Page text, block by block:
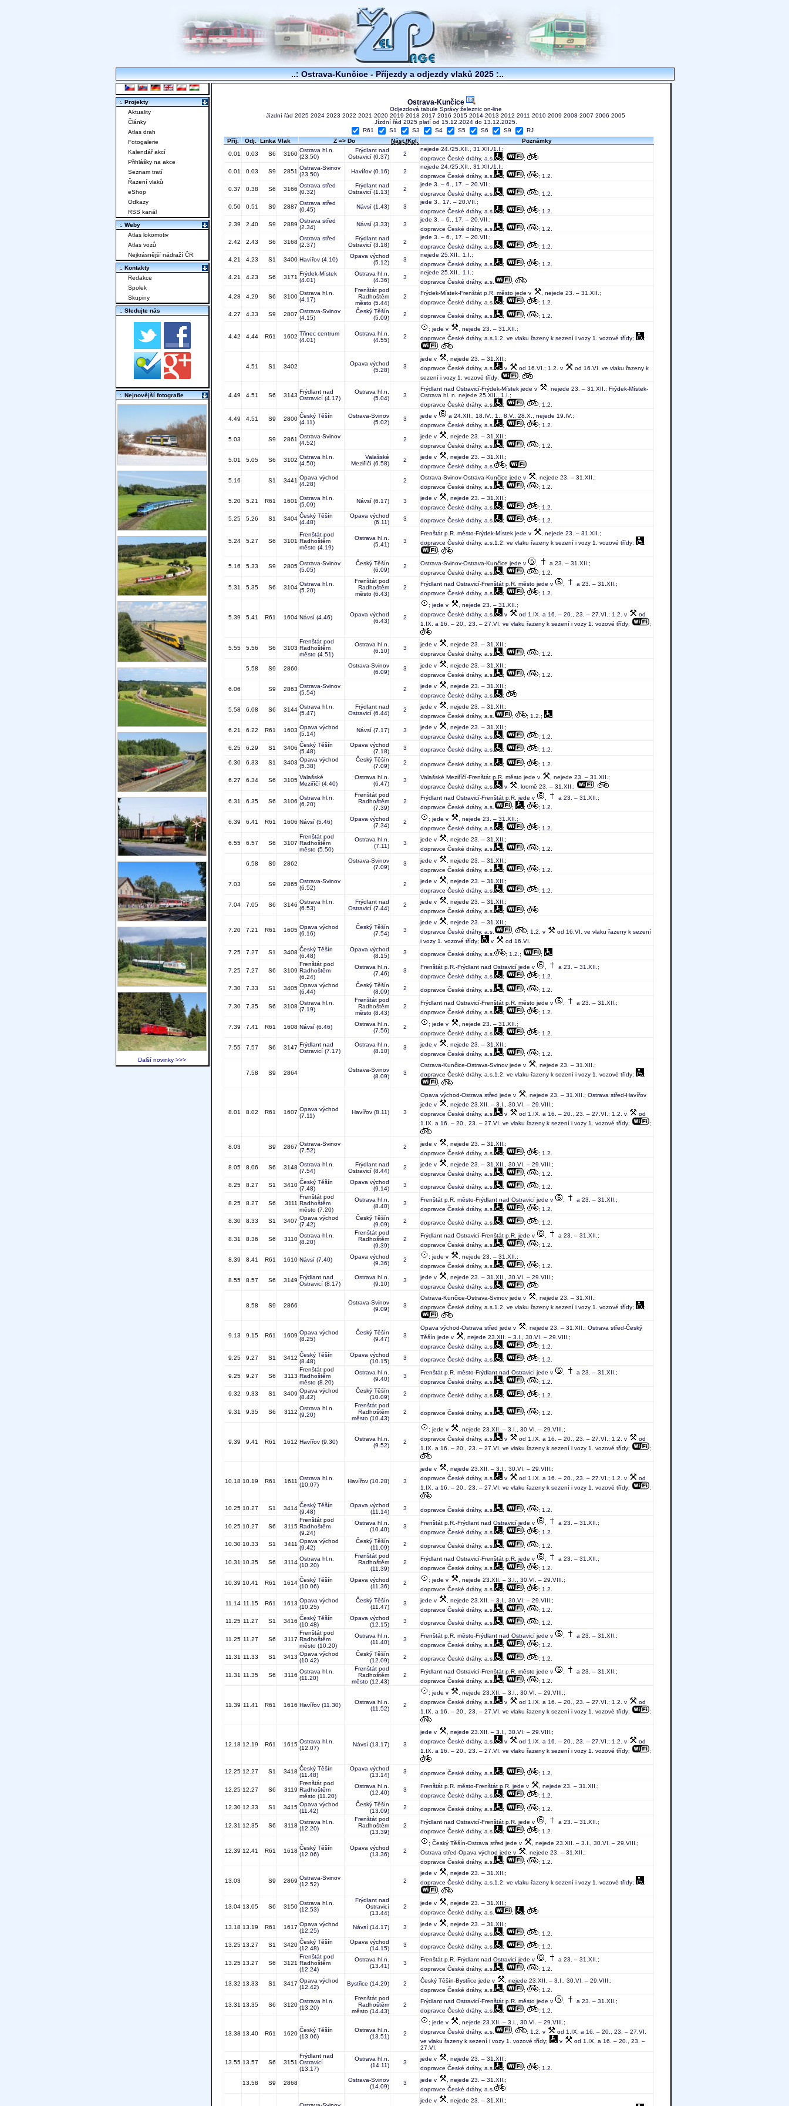
..: Ostrava-Kunčice - Příjezdy a odjezdy vlaků 2025 :..
Ostrava-Kunčice
Odjezdová tabule Správy železnic on-line
Jízdní řád 2025 2024 2023 2022 2021 2020 2019 2018 2017 2016 2015 2014 2013 2012 2011 2010 2009 2008 2007 2006 2005
Jízdní řád 2025 platí od 15.12.2024 do 13.12.2025.
R61
S1 S3 S4 S5 S6 S9
RJ
Příj.
Odj. Linka Vlak Z => Do Nást./Kol.
Poznámky
0.01
0.03 S6 3160
Ostrava hl.n.
(23.50)
Frýdlant nad
Ostravicí (0.37) 2
nejede 24./25.XII., 31.XII./1.I.;
dopravce České dráhy, a.s.
;
;
0.01
0.03 S9 2851
Ostrava-Svinov
(23.50)
Havířov (0.16) 2
nejede 24./25.XII., 31.XII./1.I.;
dopravce České dráhy, a.s.
; ;
; 1.2.
0.37
0.38 S6 3166
Ostrava střed
(0.32)
Frýdlant nad
Ostravicí (1.13) 2
jede 3. – 6., 17. – 20.VII.;
dopravce České dráhy, a.s.
; ;
; 1.2.
0.50
0.51 S9 2887
Ostrava střed
(0.45)
Návsí (1.43) 3
jede 3., 17. – 20.VII.;
dopravce České dráhy, a.s.
; ;
; 1.2.
2.39
2.40 S9 2889
Ostrava střed
(2.34)
Návsí (3.33) 3
jede 3. – 6., 17. – 20.VII.;
dopravce České dráhy, a.s.
; ;
; 1.2.
2.42
2.43 S6 3168
Ostrava střed
(2.37)
Frýdlant nad
Ostravicí (3.18) 2
jede 3. – 6., 17. – 20.VII.;
dopravce České dráhy, a.s.
; ;
; 1.2.
4.21
4.23 S1 3400 Havířov (4.10)
Opava východ
(5.12)
3
nejede 25.XII., 1.I.;
dopravce České dráhy, a.s.
; ;
; 1.2.
4.21
4.23 S6 3171
Frýdek-Místek
(4.01)
Ostrava hl.n.
(4.36)
3
nejede 25.XII., 1.I.;
dopravce České dráhy, a.s.
;
4.28 4.29 S6 3100
Ostrava hl.n.
(4.17)
Frenštát pod
Radhoštěm
město (5.44)
2
Frýdek-Místek-Frenštát p.R. město jede v
, nejede 23. – 31.XII.;
dopravce České dráhy, a.s.
; ;
; 1.2.
4.27
4.33 S9 2807 Ostrava-Svinov
(4.15)
Český Těšín
(5.09)
2 dopravce České dráhy, a.s. ; ; ; 1.2.
4.42 4.44 R61 1602 Třinec centrum
(4.01)
Ostrava hl.n.
(4.55)
2
; jede v
, nejede 23. – 31.XII.;
dopravce České dráhy, a.s.1.2. ve vlaku řazeny k sezení i vozy 1. vozové třídy;
;
;
4.51 S1 3402
Opava východ
(5.28)
3
jede v
, nejede 23. – 31.XII.;
dopravce České dráhy, a.s.
v od 16.VI.; 1.2. v
od 16.VI. ve vlaku řazeny k
sezení i vozy 1. vozové třídy;
;
4.49 4.51 S6 3143
Frýdlant nad
Ostravicí (4.17)
Ostrava hl.n.
(5.04)
3
Frýdlant nad Ostravicí-Frýdek-Místek jede v
, nejede 23. – 31.XII.; Frýdek-Místek-
Ostrava hl. n. nejede 25.XII., 1.I.;
dopravce České dráhy, a.s.
; ; ; 1.2.
4.49 4.51 S9 2800 Český Těšín
(4.11)
Ostrava-Svinov
(5.02)
3 jede v
a 24.XII., 18.IV., 1., 8.V., 28.X., nejede 19.IV.;
dopravce České dráhy, a.s.
; ; ; 1.2.
5.03 S9 2861 Ostrava-Svinov
(4.52)
2 jede v
, nejede 23. – 31.XII.;
dopravce České dráhy, a.s.
; ; ; 1.2.
5.01 5.05 S6 3102 Ostrava hl.n.
(4.50)
Valašské
Meziříčí (6.58)
2 jede v
, nejede 23. – 31.XII.;
dopravce České dráhy, a.s.
;
5.16 S1 3441 Opava východ
(4.28)
2 Ostrava-Svinov-Ostrava-Kunčice jede v
, nejede 23. – 31.XII.;
dopravce České dráhy, a.s.
; ; ; 1.2.
5.20 5.21 R61 1601 Ostrava hl.n.
(5.09)
Návsí (6.17) 3 jede v
, nejede 23. – 31.XII.;
dopravce České dráhy, a.s.
; ;
; 1.2.
5.25
5.26 S1 3404 Český Těšín
(4.48)
Opava východ
(6.11)
3 dopravce České dráhy, a.s. ; ; ; 1.2.
5.24 5.27 S6 3101
Frenštát pod
Radhoštěm
město (4.19)
Ostrava hl.n.
(5.41)
3
Frenštát p.R. město-Frýdek-Místek jede v
, nejede 23. – 31.XII.;
dopravce České dráhy, a.s.1.2. ve vlaku řazeny k sezení i vozy 1. vozové třídy;
;
;
5.16 5.33 S9 2805 Ostrava-Svinov
(5.05)
Český Těšín
(6.09)
2 Ostrava-Svinov-Ostrava-Kunčice jede v ,
a 23. – 31.XII.;
dopravce České dráhy, a.s.
; ; ; 1.2.
5.31 5.35 S6 3104
Ostrava hl.n.
(5.20)
Frenštát pod
Radhoštěm
město (6.43)
2
Frýdlant nad Ostravicí-Frenštát p.R. město jede v ,
a 23. – 31.XII.;
dopravce České dráhy, a.s.
; ; ; 1.2.
5.39 5.41 R61 1604 Návsí (4.46)
Opava východ
(6.43)
2
; jede v
, nejede 23. – 31.XII.;
dopravce České dráhy, a.s.
v od 1.IX. a 16. – 20., 23. – 27.VI.; 1.2. v
od
1.IX. a 16. – 20., 23. – 27.VI. ve vlaku řazeny k sezení i vozy 1. vozové třídy;
;
5.55 5.56 S6 3103
Frenštát pod
Radhoštěm
město (4.51)
Ostrava hl.n.
(6.10)
3
jede v
, nejede 23. – 31.XII.;
dopravce České dráhy, a.s.
; ; ; 1.2.
5.58 S9 2860
Ostrava-Svinov
(6.09)
3 jede v
, nejede 23. – 31.XII.;
dopravce České dráhy, a.s.
; ; ; 1.2.
6.06 S9 2863 Ostrava-Svinov
(5.54)
2 jede v
, nejede 23. – 31.XII.;
dopravce České dráhy, a.s.
;
5.58 6.08 S6 3144 Ostrava hl.n.
(5.47)
Frýdlant nad
Ostravicí (6.44)
2 jede v
, nejede 23. – 31.XII.;
dopravce České dráhy, a.s.
; ; 1.2.;
6.21 6.22 R61 1603 Opava východ
(5.14)
Návsí (7.17) 3 jede v
, nejede 23. – 31.XII.;
dopravce České dráhy, a.s.
; ;
; 1.2.
6.25
6.29 S1 3406 Český Těšín
(5.48)
Opava východ
(7.18)
3 dopravce České dráhy, a.s. ; ;
; 1.2.
6.30
6.33 S1 3403 Opava východ
(5.38)
Český Těšín
(7.09)
2 dopravce České dráhy, a.s. ; ; ; 1.2.
6.27 6.34 S6 3105 Valašské
Meziříčí (4.40)
Ostrava hl.n.
(6.47)
3 Valašské Meziříčí-Frenštát p.R. město jede v
, nejede 23. – 31.XII.;
dopravce České dráhy, a.s.
v , kromě 23. – 31.XII.; ;
6.31 6.35 S6 3106
Ostrava hl.n.
(6.20)
Frenštát pod
Radhoštěm
(7.39)
2
Frýdlant nad Ostravicí-Frenštát p.R. jede v ,
a 23. – 31.XII.;
dopravce České dráhy, a.s.
; ; ; 1.2.
6.39 6.41 R61 1606 Návsí (5.46)
Opava východ
(7.34)
2 ; jede v
, nejede 23. – 31.XII.;
dopravce České dráhy, a.s.
; ; ; 1.2.
6.55 6.57 S6 3107
Frenštát pod
Radhoštěm
město (5.50)
Ostrava hl.n.
(7.11)
3
jede v
, nejede 23. – 31.XII.;
dopravce České dráhy, a.s.
; ; ; 1.2.
6.58 S9 2862
Ostrava-Svinov
(7.09)
3 jede v
, nejede 23. – 31.XII.;
dopravce České dráhy, a.s.
; ; ; 1.2.
7.03 S9 2865 Ostrava-Svinov
(6.52)
2 jede v
, nejede 23. – 31.XII.;
dopravce České dráhy, a.s.
; ; ; 1.2.
7.04 7.05 S6 3146 Ostrava hl.n.
(6.53)
Frýdlant nad
Ostravicí (7.44)
2 jede v
, nejede 23. – 31.XII.;
dopravce České dráhy, a.s.
; ;
7.20 7.21 R61 1605 Opava východ
(6.16)
Český Těšín
(7.54)
3
jede v
, nejede 23. – 31.XII.;
dopravce České dráhy, a.s.
; ; 1.2. v
od 16.VI. ve vlaku řazeny k sezení
i vozy 1. vozové třídy;
v
od 16.VI.
7.25
7.27 S1 3408 Český Těšín
(6.48)
Opava východ
(8.15)
3 dopravce České dráhy, a.s. ; 1.2.; ;
7.25 7.27 S6 3109
Frenštát pod
Radhoštěm
(6.24)
Ostrava hl.n.
(7.46)
3
Frenštát p.R.-Frýdlant nad Ostravicí jede v ,
a 23. – 31.XII.;
dopravce České dráhy, a.s.
; ;
; 1.2.
7.30
7.33 S1 3405 Opava východ
(6.44)
Český Těšín
(8.09)
2 dopravce České dráhy, a.s. ; ; ; 1.2.
7.30 7.35 S6 3108
Ostrava hl.n.
(7.19)
Frenštát pod
Radhoštěm
město (8.43)
2
Frýdlant nad Ostravicí-Frenštát p.R. město jede v ,
a 23. – 31.XII.;
dopravce České dráhy, a.s.
; ; ; 1.2.
7.39 7.41 R61 1608 Návsí (6.46)
Ostrava hl.n.
(7.56)
2 ; jede v
, nejede 23. – 31.XII.;
dopravce České dráhy, a.s.
; ; ; 1.2.
7.55 7.57 S6 3147 Frýdlant nad
Ostravicí (7.17)
Ostrava hl.n.
(8.10)
3 jede v
, nejede 23. – 31.XII.;
dopravce České dráhy, a.s.
; ; ; 1.2.
7.58 S9 2864
Ostrava-Svinov
(8.09)
3
Ostrava-Kunčice-Ostrava-Svinov jede v
, nejede 23. – 31.XII.;
dopravce České dráhy, a.s.1.2. ve vlaku řazeny k sezení i vozy 1. vozové třídy;
;
;
8.01 8.02 R61 1607 Opava východ
(7.11)
Havířov (8.11) 3
Opava východ-Ostrava střed jede v
, nejede 23. – 31.XII.; Ostrava střed-Havířov
jede v
, nejede 23.XII. – 3.I., 30.VI. – 29.VIII.;
dopravce České dráhy, a.s.
v od 1.IX. a 16. – 20., 23. – 27.VI.; 1.2. v
od
1.IX. a 16. – 20., 23. – 27.VI. ve vlaku řazeny k sezení i vozy 1. vozové třídy;
;
8.03 S9 2867 Ostrava-Svinov
(7.52)
2 jede v
, nejede 23. – 31.XII.;
dopravce České dráhy, a.s.
; ; ; 1.2.
8.05 8.06 S6 3148 Ostrava hl.n.
(7.54)
Frýdlant nad
Ostravicí (8.44)
2 jede v
, nejede 23. – 31.XII., 30.VI. – 29.VIII.;
dopravce České dráhy, a.s.
; ;
; 1.2.
8.25
8.27 S1 3410 Český Těšín
(7.48)
Opava východ
(9.14)
3 dopravce České dráhy, a.s. ; ; ; 1.2.
8.25 8.27 S6 3111
Frenštát pod
Radhoštěm
město (7.20)
Ostrava hl.n.
(8.40)
3
Frenštát p.R. město-Frýdlant nad Ostravicí jede v ,
a 23. – 31.XII.;
dopravce České dráhy, a.s.
; ;
; 1.2.
8.30
8.33 S1 3407 Opava východ
(7.42)
Český Těšín
(9.09)
2 dopravce České dráhy, a.s. ; ; ; 1.2.
8.31 8.36 S6 3110
Ostrava hl.n.
(8.20)
Frenštát pod
Radhoštěm
(9.39)
2
Frýdlant nad Ostravicí-Frenštát p.R. jede v ,
a 23. – 31.XII.;
dopravce České dráhy, a.s.
; ; ; 1.2.
8.39 8.41 R61 1610 Návsí (7.40)
Opava východ
(9.36)
2 ; jede v
, nejede 23. – 31.XII.;
dopravce České dráhy, a.s.
; ; ; 1.2.
8.55 8.57 S6 3149 Frýdlant nad
Ostravicí (8.17)
Ostrava hl.n.
(9.10)
3 jede v
, nejede 23. – 31.XII., 30.VI. – 29.VIII.;
dopravce České dráhy, a.s.
; ;
8.58 S9 2866
Ostrava-Svinov
(9.09)
3
Ostrava-Kunčice-Ostrava-Svinov jede v
, nejede 23. – 31.XII.;
dopravce České dráhy, a.s.1.2. ve vlaku řazeny k sezení i vozy 1. vozové třídy;
;
;
9.13 9.15 R61 1609 Opava východ
(8.25)
Český Těšín
(9.47)
3
Opava východ-Ostrava střed jede v
, nejede 23. – 31.XII.; Ostrava střed-Český
Těšín jede v
, nejede 23.XII. – 3.I., 30.VI. – 29.VIII.;
dopravce České dráhy, a.s.
; ;
; 1.2.
9.25
9.27 S1 3412 Český Těšín
(8.48)
Opava východ
(10.15)
3 dopravce České dráhy, a.s. ; ; ; 1.2.
9.25 9.27 S6 3113
Frenštát pod
Radhoštěm
město (8.20)
Ostrava hl.n.
(9.40)
3
Frenštát p.R. město-Frýdlant nad Ostravicí jede v ,
a 23. – 31.XII.;
dopravce České dráhy, a.s.
; ;
; 1.2.
9.32
9.33 S1 3409 Opava východ
(8.42)
Český Těšín
(10.09)
2 dopravce České dráhy, a.s. ; ; ; 1.2.
9.31 9.35 S6 3112
Ostrava hl.n.
(9.20)
Frenštát pod
Radhoštěm
město (10.43)
2 dopravce České dráhy, a.s. ; ; ; 1.2.
9.39 9.41 R61 1612 Havířov (9.30)
Ostrava hl.n.
(9.52)
2
; jede v
, nejede 23.XII. – 3.I., 30.VI. – 29.VIII.;
dopravce České dráhy, a.s.
v od 1.IX. a 16. – 20., 23. – 27.VI.; 1.2. v
od
1.IX. a 16. – 20., 23. – 27.VI. ve vlaku řazeny k sezení i vozy 1. vozové třídy;
;
10.18 10.19 R61 1611 Ostrava hl.n.
(10.07)
Havířov (10.28) 3
jede v
, nejede 23.XII. – 3.I., 30.VI. – 29.VIII.;
dopravce České dráhy, a.s.
v od 1.IX. a 16. – 20., 23. – 27.VI.; 1.2. v
od
1.IX. a 16. – 20., 23. – 27.VI. ve vlaku řazeny k sezení i vozy 1. vozové třídy;
;
10.25 10.27 S1 3414 Český Těšín
(9.48)
Opava východ
(11.14)
3 dopravce České dráhy, a.s. ; ; ; 1.2.
10.25 10.27 S6 3115
Frenštát pod
Radhoštěm
(9.24)
Ostrava hl.n.
(10.40)
3
Frenštát p.R.-Frýdlant nad Ostravicí jede v ,
a 23. – 31.XII.;
dopravce České dráhy, a.s.
; ;
; 1.2.
10.30 10.33 S1 3411 Opava východ
(9.42)
Český Těšín
(11.09)
2 dopravce České dráhy, a.s. ; ; ; 1.2.
10.31 10.35 S6 3114
Ostrava hl.n.
(10.20)
Frenštát pod
Radhoštěm
(11.39)
2
Frýdlant nad Ostravicí-Frenštát p.R. jede v ,
a 23. – 31.XII.;
dopravce České dráhy, a.s.
; ; ; 1.2.
10.39 10.41 R61 1614 Český Těšín
(10.06)
Opava východ
(11.36)
2 ; jede v
, nejede 23.XII. – 3.I., 30.VI. – 29.VIII.;
dopravce České dráhy, a.s.
; ; ; 1.2.
11.14 11.15 R61 1613 Opava východ
(10.25)
Český Těšín
(11.47)
3 jede v
, nejede 23.XII. – 3.I., 30.VI. – 29.VIII.;
dopravce České dráhy, a.s.
; ;
; 1.2.
11.25 11.27 S1 3416 Český Těšín
(10.48)
Opava východ
(12.15)
3 dopravce České dráhy, a.s. ; ; ; 1.2.
11.25 11.27 S6 3117
Frenštát pod
Radhoštěm
město (10.20)
Ostrava hl.n.
(11.40)
3
Frenštát p.R. město-Frýdlant nad Ostravicí jede v ,
a 23. – 31.XII.;
dopravce České dráhy, a.s.
; ;
; 1.2.
11.31 11.33 S1 3413 Opava východ
(10.42)
Český Těšín
(12.09)
2 dopravce České dráhy, a.s. ; ; ; 1.2.
11.31 11.35 S6 3116
Ostrava hl.n.
(11.20)
Frenštát pod
Radhoštěm
město (12.43)
2
Frýdlant nad Ostravicí-Frenštát p.R. město jede v ,
a 23. – 31.XII.;
dopravce České dráhy, a.s.
; ; ; 1.2.
11.39 11.41 R61 1616 Havířov (11.30)
Ostrava hl.n.
(11.52)
2
; jede v
, nejede 23.XII. – 3.I., 30.VI. – 29.VIII.;
dopravce České dráhy, a.s.
v od 1.IX. a 16. – 20., 23. – 27.VI.; 1.2. v
od
1.IX. a 16. – 20., 23. – 27.VI. ve vlaku řazeny k sezení i vozy 1. vozové třídy;
;
12.18 12.19 R61 1615 Ostrava hl.n.
(12.07)
Návsí (13.17) 3
jede v
, nejede 23.XII. – 3.I., 30.VI. – 29.VIII.;
dopravce České dráhy, a.s.
v od 1.IX. a 16. – 20., 23. – 27.VI.; 1.2. v
od
1.IX. a 16. – 20., 23. – 27.VI. ve vlaku řazeny k sezení i vozy 1. vozové třídy;
;
12.25 12.27 S1 3418 Český Těšín
(11.48)
Opava východ
(13.14)
3 dopravce České dráhy, a.s. ; ; ; 1.2.
12.25 12.27 S6 3119
Frenštát pod
Radhoštěm
město (11.20)
Ostrava hl.n.
(12.40)
3
Frenštát p.R. město-Frenštát p.R. jede v
, nejede 23. – 31.XII.;
dopravce České dráhy, a.s.
; ;
; 1.2.
12.30 12.33 S1 3415 Opava východ
(11.42)
Český Těšín
(13.09)
2 dopravce České dráhy, a.s. ; ; ; 1.2.
12.31 12.35 S6 3118
Ostrava hl.n.
(12.20)
Frenštát pod
Radhoštěm
(13.39)
2
Frýdlant nad Ostravicí-Frenštát p.R. jede v ,
a 23. – 31.XII.;
dopravce České dráhy, a.s.
; ; ; 1.2.
12.39 12.41 R61 1618 Český Těšín
(12.06)
Opava východ
(13.36)
2
; Český Těšín-Ostrava střed jede v
, nejede 23.XII. – 3.I., 30.VI. – 29.VIII.;
Ostrava střed-Opava východ jede v
, nejede 23. – 31.XII.;
dopravce České dráhy, a.s.
; ; ; 1.2.
13.03 S9 2869 Ostrava-Svinov
(12.52)
2
jede v
, nejede 23. – 31.XII.;
dopravce České dráhy, a.s.1.2. ve vlaku řazeny k sezení i vozy 1. vozové třídy;
;
;
13.04 13.05 S6 3150
Ostrava hl.n.
(12.53)
Frýdlant nad
Ostravicí
(13.44)
2
jede v
, nejede 23. – 31.XII.;
dopravce České dráhy, a.s.
; ;
13.18 13.19 R61 1617 Opava východ
(12.25)
Návsí (14.17) 3 jede v
, nejede 23. – 31.XII.;
dopravce České dráhy, a.s.
; ;
; 1.2.
13.25 13.27 S1 3420 Český Těšín
(12.48)
Opava východ
(14.15)
3 dopravce České dráhy, a.s. ; ; ; 1.2.
13.25 13.27 S6 3121
Frenštát pod
Radhoštěm
(12.24)
Ostrava hl.n.
(13.41)
3
Frenštát p.R.-Frýdlant nad Ostravicí jede v ,
a 23. – 31.XII.;
dopravce České dráhy, a.s.
; ; ; 1.2.
13.32 13.33 S1 3417 Opava východ
(12.42)
Bystřice (14.29) 2 Český Těšín-Bystřice jede v
, nejede 23.XII. – 3.I., 30.VI. – 29.VIII.;
dopravce České dráhy, a.s.
; ; ; 1.2.
13.31 13.35 S6 3120
Ostrava hl.n.
(13.20)
Frenštát pod
Radhoštěm
město (14.43)
2
Frýdlant nad Ostravicí-Frenštát p.R. město jede v ,
a 23. – 31.XII.;
dopravce České dráhy, a.s.
; ; ; 1.2.
13.38 13.40 R61 1620
Český Těšín
(13.06)
Ostrava hl.n.
(13.51)
2
; jede v
, nejede 23.XII. – 3.I., 30.VI. – 29.VIII.;
dopravce České dráhy, a.s.
; ; 1.2. v
od 1.IX. a 16. – 20., 23. – 27.VI.
ve vlaku řazeny k sezení i vozy 1. vozové třídy;
v
od 1.IX. a 16. – 20., 23. –
27.VI.
13.55 13.57 S6 3151
Frýdlant nad
Ostravicí
(13.17)
Ostrava hl.n.
(14.11)
3
jede v
, nejede 23. – 31.XII.;
dopravce České dráhy, a.s.
; ; ; 1.2.
13.58 S9 2868
Ostrava-Svinov
(14.09)
3 jede v
, nejede 23. – 31.XII.;
dopravce České dráhy, a.s.
jede v , nejede 23. – 31.XII.;
:. Projekty
Aktuality
Články
Atlas drah
Fotogalerie
Kalendář akcí
Přihlášky na akce
Seznam tratí
Řazení vlaků
eShop
Odkazy
RSS kanál
:. Weby
Atlas lokomotiv
Atlas vozů
Nejkrásnější nádraží ČR
:. Kontakty
Redakce
Spolek
Skupiny
:. Sledujte nás
:. Nejnovější fotografie
Další novinky >>>